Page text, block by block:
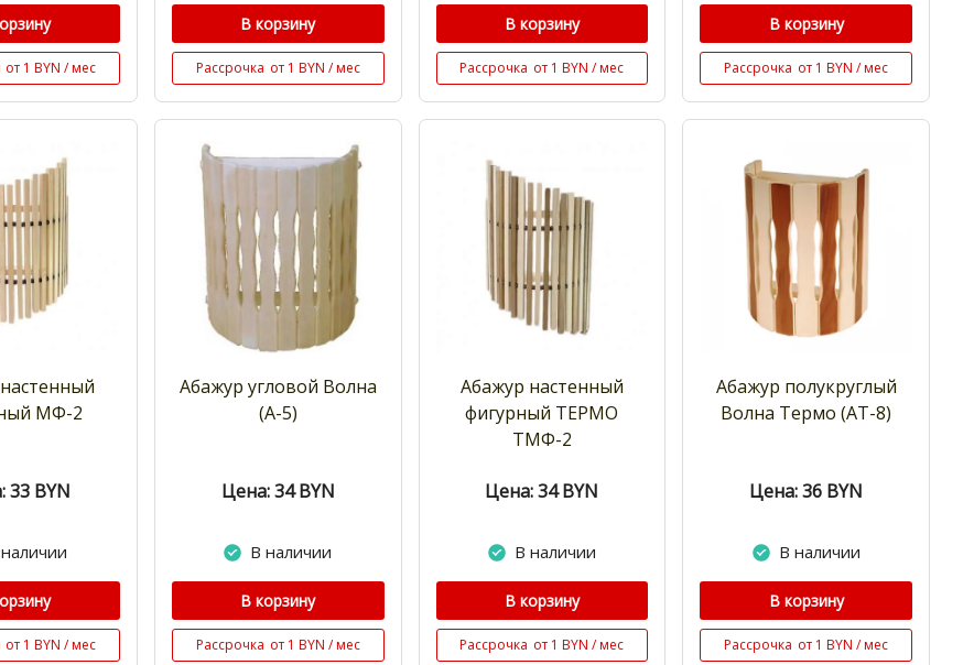
от 1 BYN / мес
В корзину
Рассрочка от 1 BYN / мес
В корзину
Рассрочка от 1 BYN / мес
В корзину
Рассрочка от 1 BYN / мес
МФ-2
33 BYN
от 1 BYN / мес
Абажур угловой Волна
(А-5)
Цена: 34 BYN
В наличии
В корзину
Рассрочка от 1 BYN / мес
Абажур настенный
фигурный ТЕРМО
ТМФ-2
Цена: 34 BYN
В наличии
В корзину
Рассрочка от 1 BYN / мес
Абажур полукруглый
Волна Термо (АТ-8)
Цена: 36 BYN
В наличии
В корзину
Рассрочка от 1 BYN / мес